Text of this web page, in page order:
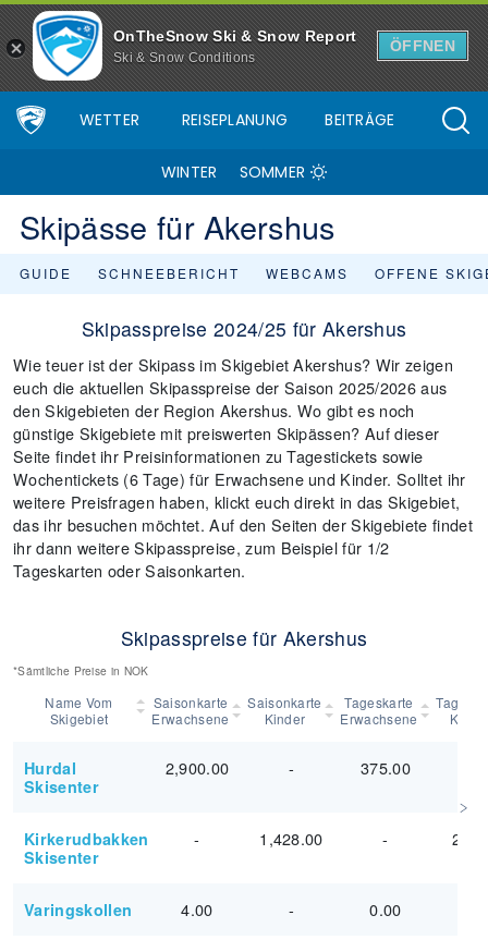
OnTheSnow Ski & Snow Report
Ski & Snow Conditions
ÖFFNEN
WETTER REISEPLANUNG BEITRÄGE
WINTER SOMMER
Skipässe für Akershus
GUIDE SCHNEEBERICHT WEBCAMS OFFENE
Skipasspreise 2024/25 für Akershus
Wie teuer ist der Skipass im Skigebiet Akershus? Wir zeigen
euch die aktuellen Skipasspreise der Saison 2025/2026 aus
den Skigebieten der Region Akershus. Wo gibt es noch
günstige Skigebiete mit preiswerten Skipässen? Auf dieser
Seite findet ihr Preisinformationen zu Tagestickets sowie
Wochentickets (6 Tage) für Erwachsene und Kinder. Solltet ihr
weitere Preisfragen haben, klickt euch direkt in das Skigebiet,
das ihr besuchen möchtet. Auf den Seiten der Skigebiete findet
ihr dann weitere Skipasspreise, zum Beispiel für 1/2
Tageskarten oder Saisonkarten.
Skipasspreise für Akershus
*Sämtliche Preise in NOK
Name Vom
Skigebiet
Saisonkarte
Erwachsene
Saisonkarte
Kinder
Tageskarte
Erwachsene
Hurdal
Skisenter
2,900.00 - 375.00
Kirkerudbakken
Skisenter
- 1,428.00 -
Varingskollen 4.00 - 0.00